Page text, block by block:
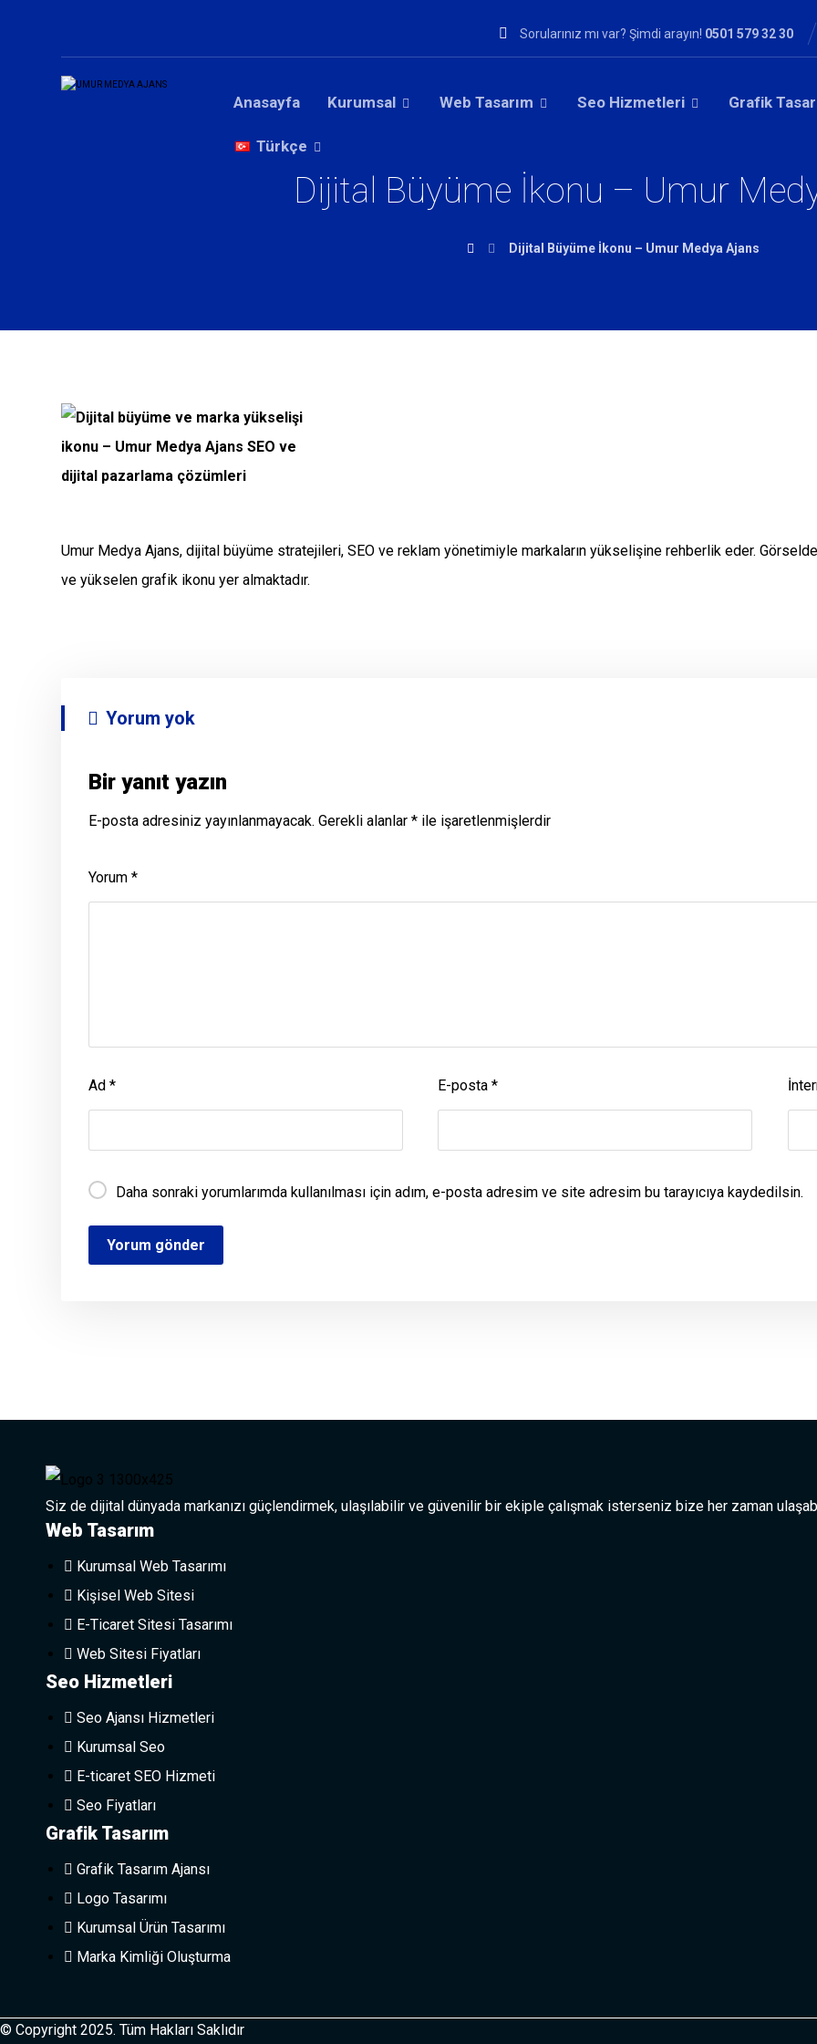
Sorularınız mı var? Şimdi arayın! 0501 579 32 30
Anasayfa Kurumsal Web Tasarım Seo Hizmetleri Grafik
Türkçe
Dijital Büyüme İkonu – Umur
Dijital Büyüme İkonu – Umur Medya Ajans
Umur Medya Ajans, dijital büyüme stratejileri, SEO ve reklam yönetimiyle markaların yükselişine rehberlik eder.
ve yükselen grafik ikonu yer almaktadır.
Yorum yok
Bir yanıt yazın
E-posta adresiniz yayınlanmayacak. Gerekli alanlar* ile işaretlenmişlerdir
Yorum*
Ad* E-posta*
Daha sonraki yorumlarımda kullanılması için adım, e-posta adresim ve site adresim bu tarayıcıya kaydedilsin.
Siz de dijital dünyada markanızı güçlendirmek, ulaşılabilir ve güvenilir bir ekiple çalışmak isterseniz bize her zaman
Web Tasarım
Kurumsal Web Tasarımı
Kişisel Web Sitesi
E-Ticaret Sitesi Tasarımı
Web Sitesi Fiyatları
Seo Hizmetleri
Seo Ajansı Hizmetleri
Kurumsal Seo
E-ticaret SEO Hizmeti
Seo Fiyatları
Grafik Tasarım
Grafik Tasarım Ajansı
Logo Tasarımı
Kurumsal Ürün Tasarımı
Marka Kimliği Oluşturma
© Copyright 2025. Tüm Hakları Saklıdır